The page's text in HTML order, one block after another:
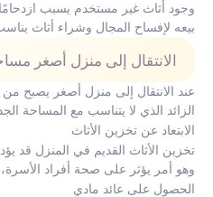
وجود أثاث غير مستخدم يسبب
بيعه لإفساح المجال وشراء أثاث يناسب
الانتقال إلى منزل أصغر
عند الانتقال إلى منزل أصغر يصبح
الزائد الذي لا يتناسب مع المساحة
الابتعاد عن تخزين الأثاث
تخزين الأثاث القديم في المنزل قد
وهو أمر يؤثر على صحة أفراد الأسرة،
الحصول على عائد مادي